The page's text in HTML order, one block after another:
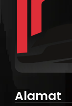
Alamat